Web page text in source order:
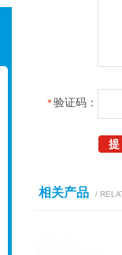
*验证码：
相关产品 /